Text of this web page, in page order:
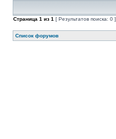
Страница 1 из 1 [ Результатов поиска: 0 ]
Список форумов